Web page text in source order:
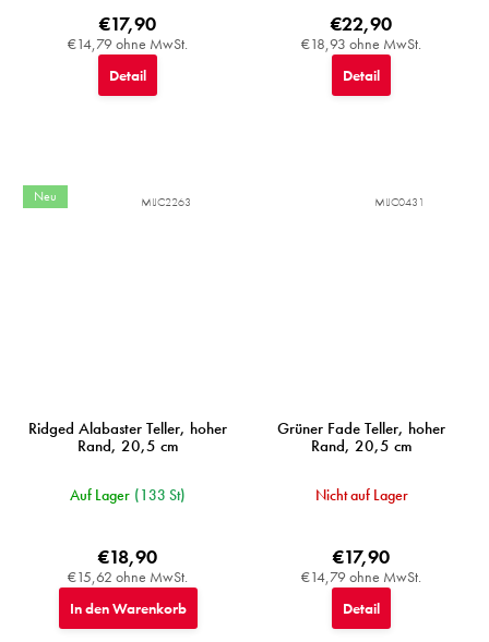
€14,79 ohne MwSt.
€17,90
Detail
€18,93 ohne MwSt.
€22,90
Detail
Neu
Ridged Alabaster Teller, hoher
Rand, 20,5 cm
Auf Lager (133 St)
€15,62 ohne MwSt.
€18,90
In den Warenkorb
MIJC2263
Grüner Fade Teller, hoher
Rand, 20,5 cm
Nicht auf Lager
€14,79 ohne MwSt.
€17,90
Detail
MIJC0431